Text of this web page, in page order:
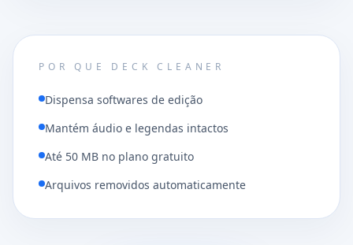
POR QUE DECK CLEANER
Dispensa softwares de edição
Mantém áudio e legendas intactos
Até 50 MB no plano gratuito
Arquivos removidos automaticamente